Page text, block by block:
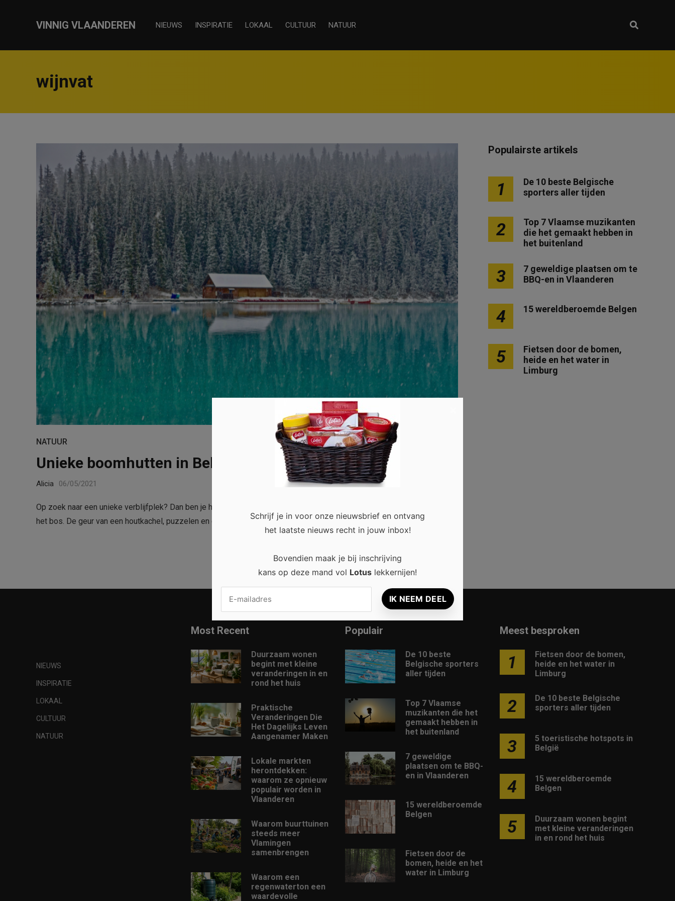
VINNIG VLAANDEREN NIEUWS INSPIRATIE LOKAAL CULTUUR NATUUR
wijnvat
NATUUR
Unieke boomhutten in België
Alicia 06/05/2021
Op zoek naar een unieke verblijfplek? Dan ben je hier aan het juiste adres! Er gaat niets boven een gezellige blokhut in
het bos. De geur van een houtkachel, puzzelen en een heerlijke sauna of jacuzzi is té verleidelijk om …Read more
Populairste artikels
1
De 10 beste Belgische
sporters aller tijden
2
Top 7 Vlaamse muzikanten
die het gemaakt hebben in
het buitenland
3
7 geweldige plaatsen om te
BBQ-en in Vlaanderen
4 15 wereldberoemde Belgen
5
Fietsen door de bomen,
heide en het water in
Limburg
NIEUWS
INSPIRATIE
LOKAAL
CULTUUR
NATUUR
Most Recent
Duurzaam wonen
begint met kleine
veranderingen in en
rond het huis
Praktische
Veranderingen Die
Het Dagelijks Leven
Aangenamer Maken
Lokale markten
herontdekken:
waarom ze opnieuw
populair worden in
Vlaanderen
Waarom buurttuinen
steeds meer
Vlamingen
samenbrengen
Waarom een
regenwaterton een
waardevolle
Populair
De 10 beste
Belgische sporters
aller tijden
Top 7 Vlaamse
muzikanten die het
gemaakt hebben in
het buitenland
7 geweldige
plaatsen om te BBQ-
en in Vlaanderen
15 wereldberoemde
Belgen
Fietsen door de
bomen, heide en het
water in Limburg
Meest besproken
1
Fietsen door de bomen,
heide en het water in
Limburg
2
De 10 beste Belgische
sporters aller tijden
3
5 toeristische hotspots in
België
4
15 wereldberoemde
Belgen
5
Duurzaam wonen begint
met kleine veranderingen
in en rond het huis
Schrijf je in voor onze nieuwsbrief en ontvang
het laatste nieuws recht in jouw inbox!
Bovendien maak je bij inschrijving
kans op deze mand vol Lotus lekkernijen!